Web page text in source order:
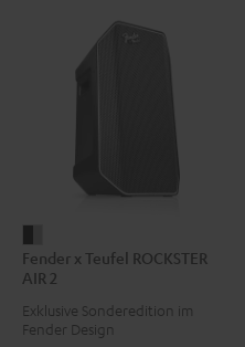
x
Teufel
ROCKSTER
Fender x Teufel ROCKSTER
AIR 2
Exklusive Sonderedition im
Fender Design